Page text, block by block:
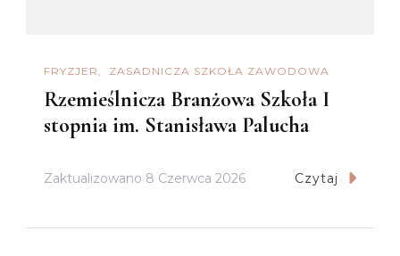
FRYZJER ZASADNICZA SZKOŁA ZAWODOWA
Rzemieślnicza Branżowa Szkoła I
stopnia im. Stanisława Palucha
Zaktualizowano 8 Czerwca 2026 Czytaj